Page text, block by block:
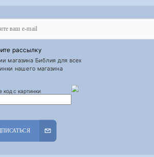
рассылку
магазина Библия для всех
нашего магазина
код с картинки